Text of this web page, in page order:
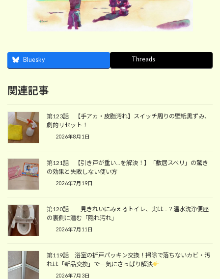
Bluesky Threads
関連記事
第123話 【手アカ・皮脂汚れ】スイッチ周りの壁紙黒ずみ、
劇的リセット！
2026年8月1日
第121話 【引き戸が重い…を解決！】「敷居スベリ」の驚き
の効果と失敗しない使い方
2026年7月19日
第120話 一見きれいにみえるトイレ、実は…？温水洗浄便座
の裏側に潜む「隠れ汚れ」
2026年7月11日
第119話 浴室の折戸パッキン交換！掃除で落ちないカビ・汚
れは「新品交換」で一気にさっぱり解決
2026年7月3日